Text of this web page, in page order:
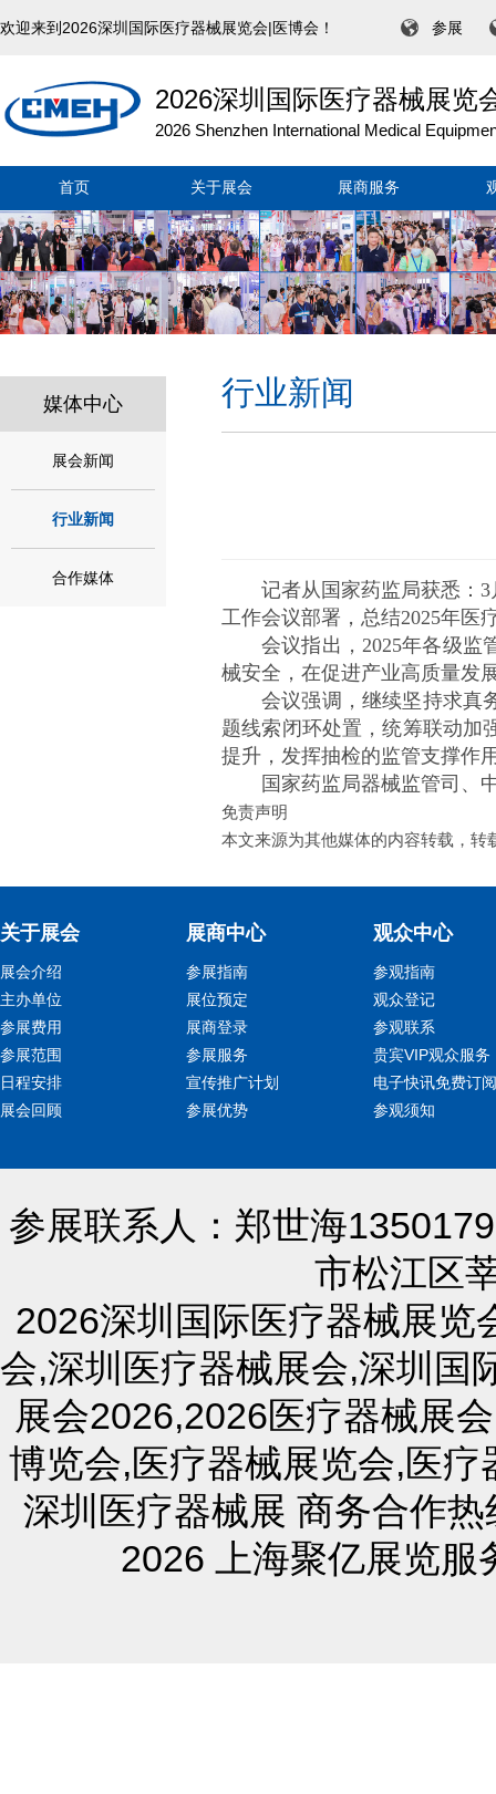
欢迎来到2026深圳国际医疗器械展览会|医博会！ 参展
2026深圳国际医疗器械展览
2026 Shenzhen International Medical
首页 关于展会 展商服务
媒体中心
展会新闻
行业新闻
合作媒体
行业新闻
记者从国家药监局获悉：
工作会议部署，总结2025年医
会议指出，2025年各级监
械安全，在促进产业高质量发
会议强调，继续坚持求真
题线索闭环处置，统筹联动加
提升，发挥抽检的监管支撑作
国家药监局器械监管司、
免责声明
本文来源为其他媒体的内容转载，
关于展会
展会介绍
主办单位
参展费用
参展范围
日程安排
展会回顾
展商中心
参展指南
展位预定
展商登录
参展服务
宣传推广计划
参展优势
观众中心
参观指南
观众登记
参观联系
贵宾VIP观众服务
电子快讯免费订阅
参观须知
参展联系人：郑世海
市松江区
2026深圳国际医疗器械展览
会,深圳医疗器械展会,深圳国
展会2026,2026医疗器械展会
博览会,医疗器械展览会,医疗
深圳医疗器械展 商务合作
2026 上海聚亿展览服